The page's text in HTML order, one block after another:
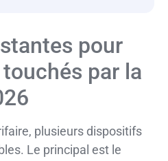
pour
par la
plusieurs dispositifs
Le principal est le